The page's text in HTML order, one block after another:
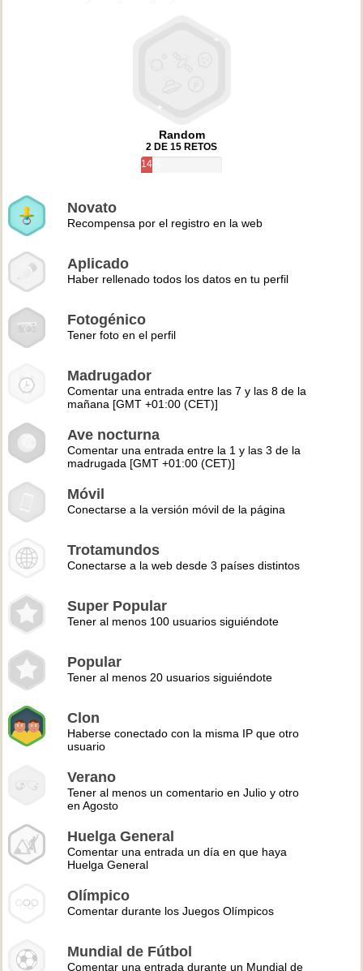
Random
2 DE 15 RETOS
14%
Novato
Recompensa por el registro en la web
Aplicado
Haber rellenado todos los datos en tu perfil
Fotogénico
Tener foto en el perfil
Madrugador
Comentar una entrada entre las 7 y las 8 de la
mañana [GMT +01:00 (CET)]
Ave nocturna
Comentar una entrada entre la 1 y las 3 de la
madrugada [GMT +01:00 (CET)]
Móvil
Conectarse a la versión móvil de la página
Trotamundos
Conectarse a la web desde 3 países distintos
Super Popular
Tener al menos 100 usuarios siguiéndote
Popular
Tener al menos 20 usuarios siguiéndote
Clon
Haberse conectado con la misma IP que otro
usuario
Verano
Tener al menos un comentario en Julio y otro
en Agosto
Huelga General
Comentar una entrada un día en que haya
Huelga General
Olímpico
Comentar durante los Juegos Olímpicos
Mundial de Fútbol
Comentar una entrada durante un Mundial de